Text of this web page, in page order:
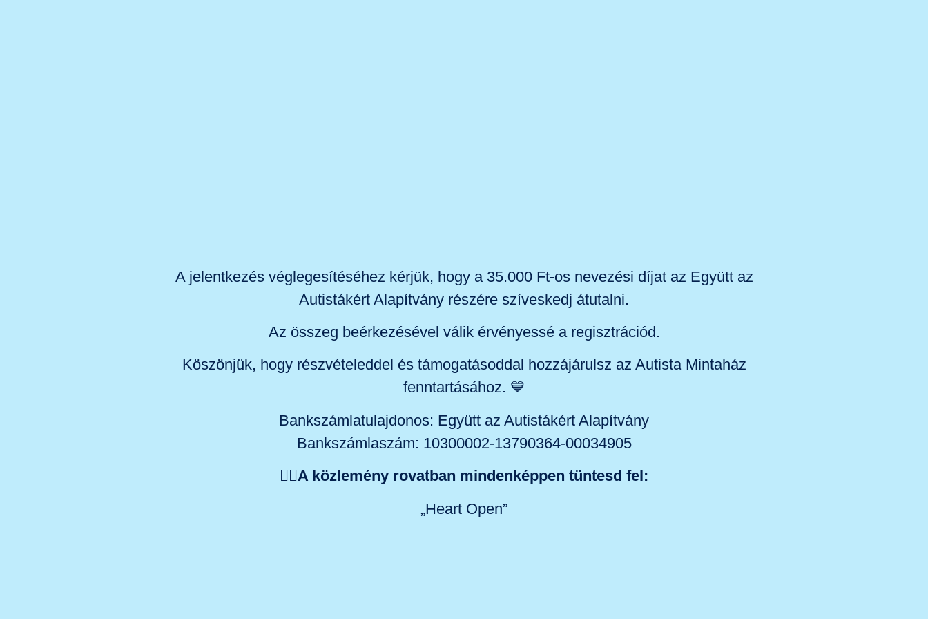
A jelentkezés véglegesítéséhez kérjük, hogy a 35.000 Ft-os nevezési díjat az Együtt az
Autistákért Alapítvány részére szíveskedj átutalni.
Az összeg beérkezésével válik érvényessé a regisztrációd.
Köszönjük, hogy részvételeddel és támogatásoddal hozzájárulsz az Autista Mintaház
fenntartásához. 💙
Bankszámlatulajdonos: Együtt az Autistákért Alapítvány
Bankszámlaszám: 10300002-13790364-00034905
✍🏼A közlemény rovatban mindenképpen tüntesd fel:
„Heart Open”